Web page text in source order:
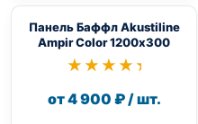
Панель Баффл Akustiline
Ampir Color 1200х300
★★★★★
★★★★★
от 4 900 ₽ / шт.